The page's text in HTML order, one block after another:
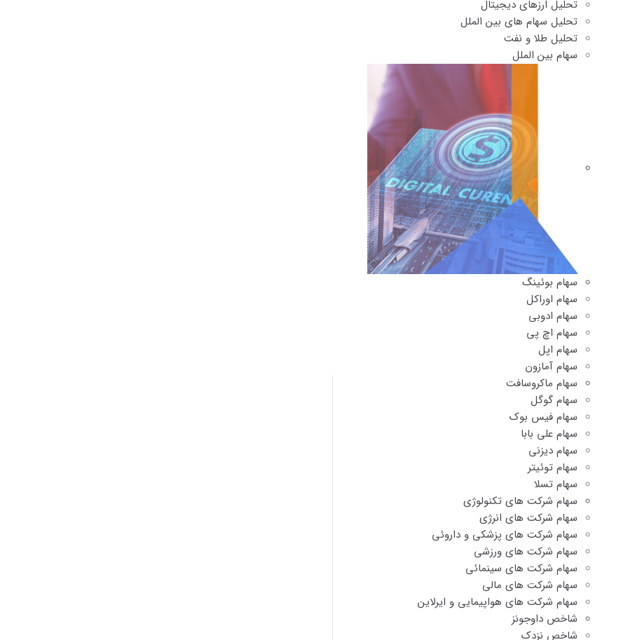
تحلیل ارزهای دیجیتال
تحلیل سهام های بین الملل
تحلیل طلا و نفت
سهام بین الملل
سهام بوئینگ
سهام اوراکل
سهام ادوبی
سهام اچ پی
سهام اپل
سهام آمازون
سهام ماکروسافت
سهام گوگل
سهام فیس بوک
سهام علی بابا
سهام دیزنی
سهام توئیتر
سهام تسلا
سهام شرکت های تکنولوژی
سهام شرکت های انرژی
سهام شرکت های پزشکی و داروئی
سهام شرکت های ورزشی
سهام شرکت های سینمائی
سهام شرکت های مالی
سهام شرکت های هواپیمایی و ایرلاین
شاخص داوجونز
شاخص نزدک